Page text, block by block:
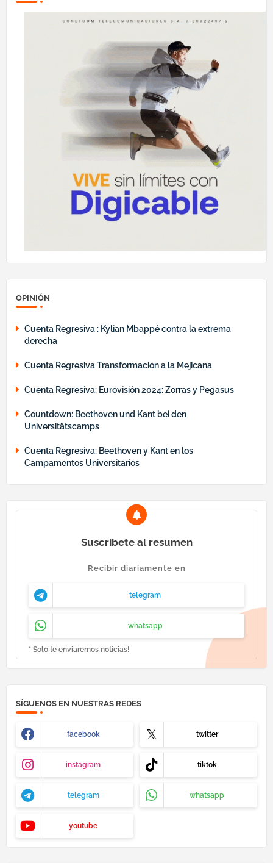
OPINIÓN
Cuenta Regresiva : Kylian Mbappé contra la extrema
derecha
Cuenta Regresiva Transformación a la Mejicana
Cuenta Regresiva: Eurovisión 2024: Zorras y Pegasus
Countdown: Beethoven und Kant bei den
Universitätscamps
Cuenta Regresiva: Beethoven y Kant en los
Campamentos Universitarios
Suscríbete al resumen
Recibir diariamente en
telegram
whatsapp
* Solo te enviaremos noticias!
SÍGUENOS EN NUESTRAS REDES
facebook twitter
instagram tiktok
telegram whatsapp
youtube